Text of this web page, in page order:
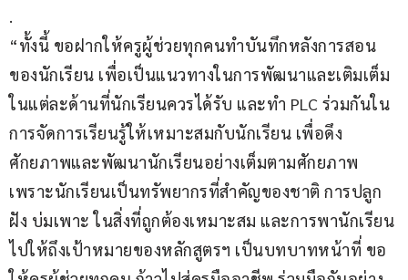
.
“ทั้งนี้ ขอฝากให้ครูผู้ช่วยทุกคนทำบันทึกหลังการสอน
ของนักเรียน เพื่อเป็นแนวทางในการพัฒนาและเติมเต็ม
ในแต่ละด้านที่นักเรียนควรได้รับ และทำ PLC ร่วมกันใน
การจัดการเรียนรู้ให้เหมาะสมกับนักเรียน เพื่อดึง
ศักยภาพและพัฒนานักเรียนอย่างเต็มตามศักยภาพ
เพราะนักเรียนเป็นทรัพยากรที่สำคัญของชาติ การปลูก
ฝัง บ่มเพาะ ในสิ่งที่ถูกต้องเหมาะสม และการพานักเรียน
ไปให้ถึงเป้าหมายของหลักสูตรฯ เป็นบทบาทหน้าที่ ขอ